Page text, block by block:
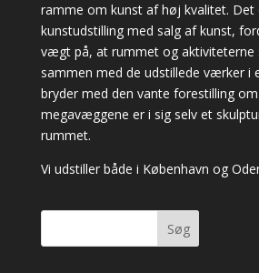
ramme om kunst af høj kvalitet. Det
kunstudstilling med salg af kunst,
vægt på, at rummet og aktiviteterne
sammen med de udstillede værker i
bryder med den vante forestilling
megavæggene er i sig selv et
rummet.
Vi udstiller både i København og
Søg